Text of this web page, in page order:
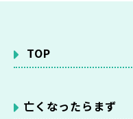
TOP
亡くなったらまず